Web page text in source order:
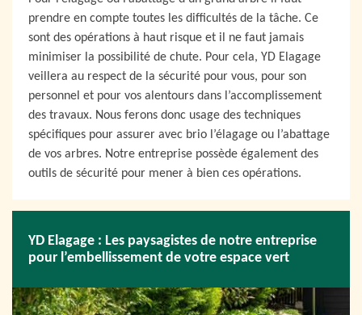
prendre en compte toutes les difficultés de la tâche. Ce
sont des opérations à haut risque et il ne faut jamais
minimiser la possibilité de chute. Pour cela, YD Elagage
veillera au respect de la sécurité pour vous, pour son
personnel et pour vos alentours dans l’accomplissement
des travaux. Nous ferons donc usage des techniques
spécifiques pour assurer avec brio l’élagage ou l’abattage
de vos arbres. Notre entreprise possède également des
outils de sécurité pour mener à bien ces opérations.
YD Elagage : Les paysagistes de notre entreprise
pour l’embellissement de votre espace vert